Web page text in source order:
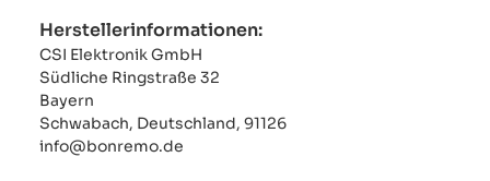
Herstellerinformationen:
CSI Elektronik GmbH
Südliche Ringstraße 32
Bayern
Schwabach, Deutschland, 91126
info@bonremo.de